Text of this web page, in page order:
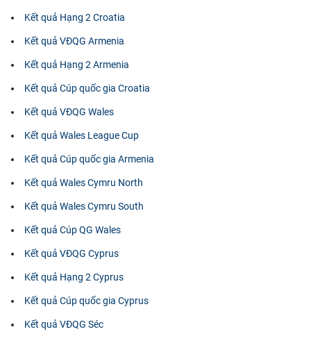
Kết quả Hạng 2 Croatia
Kết quả VĐQG Armenia
Kết quả Hạng 2 Armenia
Kết quả Cúp quốc gia Croatia
Kết quả VĐQG Wales
Kết quả Wales League Cup
Kết quả Cúp quốc gia Armenia
Kết quả Wales Cymru North
Kết quả Wales Cymru South
Kết quả Cúp QG Wales
Kết quả VĐQG Cyprus
Kết quả Hạng 2 Cyprus
Kết quả Cúp quốc gia Cyprus
Kết quả VĐQG Séc